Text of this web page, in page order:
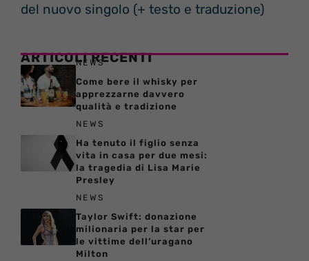
del nuovo singolo (+ testo e traduzione)
ARTICOLI RECENTI
NEWS
Come bere il whisky per
apprezzarne davvero
qualità e tradizione
NEWS
Ha tenuto il figlio senza
vita in casa per due mesi:
la tragedia di Lisa Marie
Presley
NEWS
Taylor Swift: donazione
milionaria per la star per
le vittime dell’uragano
Milton